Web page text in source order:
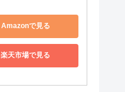
Amazonで見る
楽天市場で見る